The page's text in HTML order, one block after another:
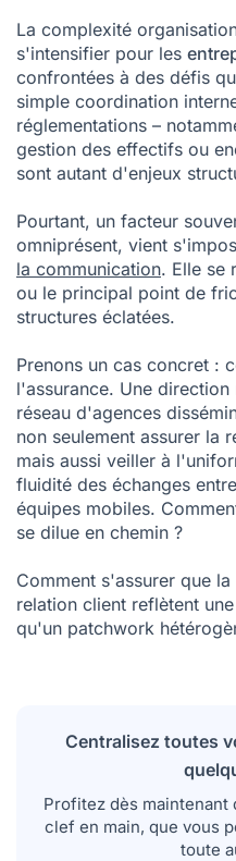
FAQ > Entreprise multi-sites
La complexité
s'intensifier pour les
confrontées à des défis
simple coordination
réglementations –
gestion des effectifs ou
sont autant d'enjeux
Pourtant, un facteur
omniprésent, vient
la communication. Elle se
ou le principal point de
structures éclatées.
Prenons un cas concret :
l'assurance. Une
réseau d'agences
non seulement assurer la
mais aussi veiller à
fluidité des échanges
équipes mobiles.
se dilue en chemin ?
Comment s'assurer que
relation client reflètent
qu'un patchwork
Centralisez toutes
Profitez dès maintenant
clef en main, que vous
toute